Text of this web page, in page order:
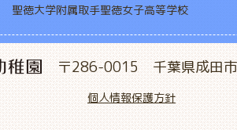
聖徳大学附属取手聖徳女子高等学校
〒286-0015 千葉県成田
個人情報保護方針